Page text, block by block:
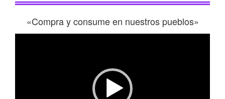
«Compra y consume en nuestros pueblos»